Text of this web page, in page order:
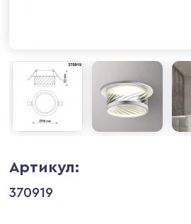
Артикул:
370919